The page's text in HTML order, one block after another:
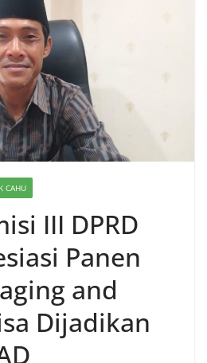
CAHU
III DPRD
Panen
and
Dijadikan